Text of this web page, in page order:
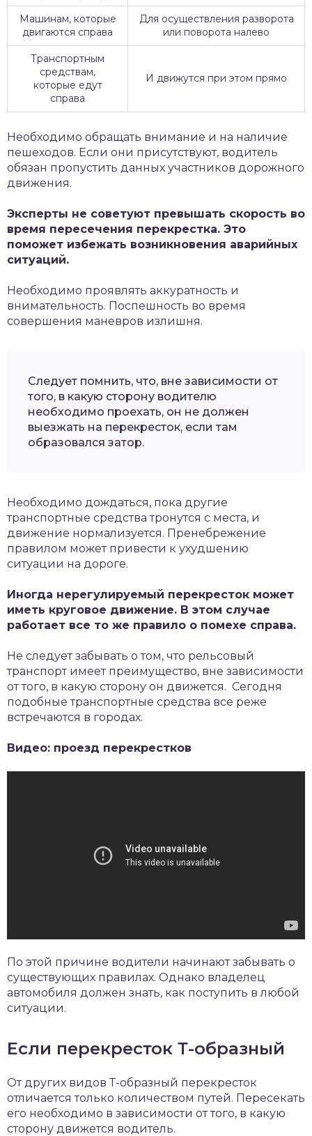
Машинам, которые
двигаются справа
Для осуществления разворота
или поворота налево
Транспортным
средствам,
которые едут
справа
И движутся при этом прямо
Необходимо обращать внимание и на наличие
пешеходов. Если они присутствуют, водитель
обязан пропустить данных участников дорожного
движения.
Эксперты не советуют превышать скорость во
время пересечения перекрестка. Это
поможет избежать возникновения аварийных
ситуаций.
Необходимо проявлять аккуратность и
внимательность. Поспешность во время
совершения маневров излишня.
Следует помнить, что, вне зависимости от
того, в какую сторону водителю
необходимо проехать, он не должен
выезжать на перекресток, если там
образовался затор.
Необходимо дождаться, пока другие
транспортные средства тронутся с места, и
движение нормализуется. Пренебрежение
правилом может привести к ухудшению
ситуации на дороге.
Иногда нерегулируемый перекресток может
иметь круговое движение. В этом случае
работает все то же правило о помехе справа.
Не следует забывать о том, что рельсовый
транспорт имеет преимущество, вне зависимости
от того, в какую сторону он движется. Сегодня
подобные транспортные средства все реже
встречаются в городах.
Видео: проезд перекрестков
По этой причине водители начинают забывать о
существующих правилах. Однако владелец
автомобиля должен знать, как поступить в любой
ситуации.
Если перекресток Т-образный
От других видов Т-образный перекресток
отличается только количеством путей. Пересекать
его необходимо в зависимости от того, в какую
сторону движется водитель.